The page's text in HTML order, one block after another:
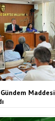
Maddesi